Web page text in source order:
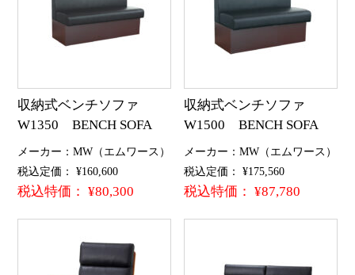
収納式ベンチソファ
W1350 BENCH SOFA
メーカー：MW（エムワース）
税込定価： ¥160,600
税込特価： ¥80,300
収納式ベンチソファ
W1500 BENCH SOFA
メーカー：MW（エムワース）
税込定価： ¥175,560
税込特価： ¥87,780